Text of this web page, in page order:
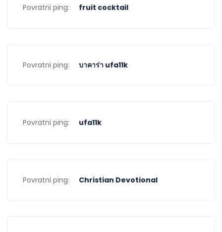
Povratni ping: fruit cocktail
Povratni ping: บาคาร่า ufa11k
Povratni ping: ufa11k
Povratni ping: Christian Devotional